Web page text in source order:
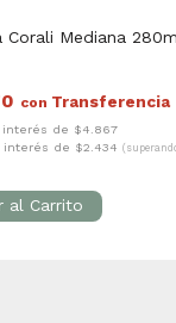
Corali Mediana
con
de $4.867
de $2.434